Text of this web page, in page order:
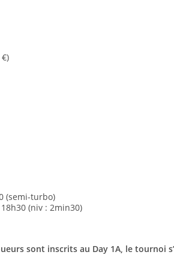
(semi-turbo)
(niv : 2min30)
sont inscrits au Day 1A, le tournoi